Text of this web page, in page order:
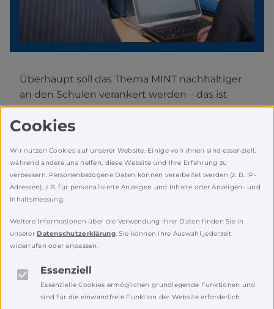
Überhaupt soll das Thema MINT nachhaltiger
an den Schulen verankert werden – das ist
Wunsch der Politik. Das Problem sei nur, dass
„dieses praktische MINT im Lehrplan noch
oft am Geld und Equipment scheitere, sagt
Kraft.
NEW macht was
Förderung stark voran. „Uns liegt das Thema
MINT sehr am Herzen“, sagt Landrat Andreas
wichtige Rolle spielt. Deswegen wollen wir im
Bildungsbereich für die nächsten Jahre einen
Cookies
Wir nutzen Cookies auf unserer Website. Einige von ihnen sind essenziell,
während andere uns helfen, diese Website und Ihre Erfahrung zu
verbessern. Personenbezogene Daten können verarbeitet werden (z. B. IP-
Adressen), z.B. für personalisierte Anzeigen und Inhalte oder Anzeigen- und
Inhaltsmessung.
Weitere Informationen über die Verwendung Ihrer Daten finden Sie in
unserer Datenschutzerklärung. Sie können Ihre Auswahl jederzeit
widerrufen oder anpassen.
Essenziell
Essenzielle Cookies ermöglichen grundlegende Funktionen und
sind für die einwandfreie Funktion der Website erforderlich.